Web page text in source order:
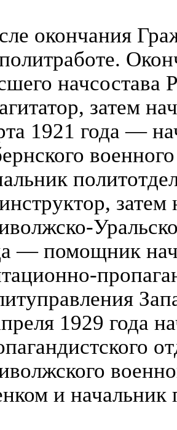
окончания
начсостава
затем
1921 года —
затем
— помощник
1929 года
и начальник